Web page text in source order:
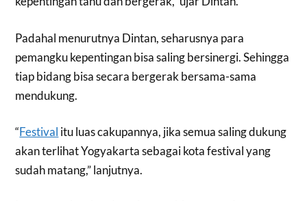
Padahal menurutnya Dintan, seharusnya para
pemangku kepentingan bisa saling bersinergi. Sehingga
tiap bidang bisa secara bergerak bersama-sama
mendukung.
“Festival itu luas cakupannya, jika semua saling dukung
akan terlihat Yogyakarta sebagai kota festival yang
sudah matang,” lanjutnya.